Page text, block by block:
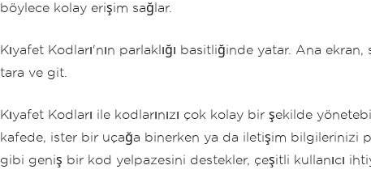
böylece kolay erişim sağlar.
Kıyafet Kodları'nın parlaklığı basitliğinde yatar. Ana
tara ve git.
Kıyafet Kodları ile kodlarınızı çok kolay bir şekilde
kafede, ister bir uçağa binerken ya da iletişim bilgilerinizi
gibi geniş bir kod yelpazesini destekler, çeşitli kullanıcı